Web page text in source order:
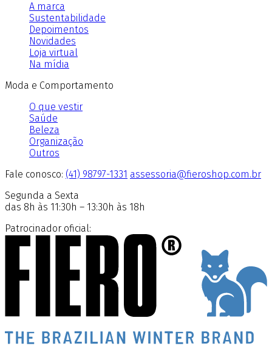
A marca
Sustentabilidade
Depoimentos
Novidades
Loja virtual
Na mídia
Moda e Comportamento
O que vestir
Saúde
Beleza
Organização
Outros
Fale conosco: (41) 98797-1331 assessoria@fieroshop.com.br
Segunda a Sexta
das 8h às 11:30h – 13:30h às 18h
Patrocinador oficial: